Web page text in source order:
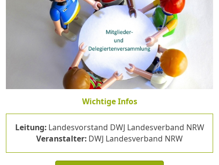
Wichtige Infos
Leitung:Landesvorstand DWJ Landesverband NRW
Veranstalter: DWJ Landesverband NRW